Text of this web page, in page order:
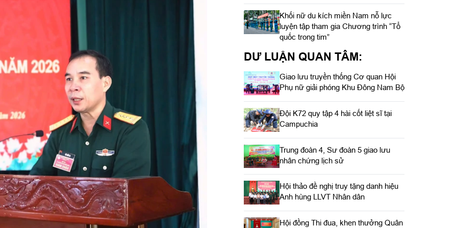
Khối nữ du kích miền Nam nỗ lực
luyện tập tham gia Chương trình “Tổ
quốc trong tim”
DƯ LUẬN QUAN TÂM:
Giao lưu truyền thống Cơ quan Hội
Phụ nữ giải phóng Khu Đông Nam Bộ
Đội K72 quy tập 4 hài cốt liệt sĩ tại
Campuchia
Trung đoàn 4, Sư đoàn 5 giao lưu
nhân chứng lịch sử
Hội thảo đề nghị truy tặng danh hiệu
Anh hùng LLVT Nhân dân
Hội đồng Thi đua, khen thưởng Quân